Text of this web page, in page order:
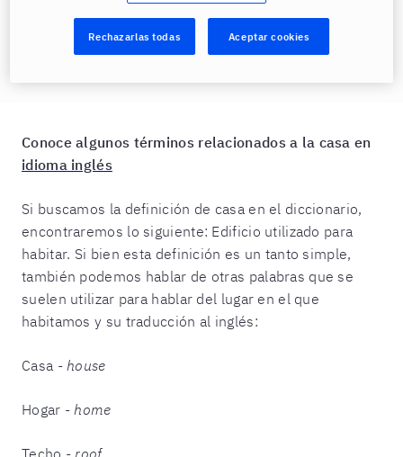
Te puede interesar:Where Do You Live? Dónde vives
en el idioma inglés
Conoce algunos términos relacionados a la casa en
idioma inglés
Si buscamos la definición de casa en el diccionario,
encontraremos lo siguiente: Edificio utilizado para
habitar. Si bien esta definición es un tanto simple,
también podemos hablar de otras palabras que se
suelen utilizar para hablar del lugar en el que
habitamos y su traducción al inglés:
Casa - house
Hogar - home
Techo - roof
Rechazarlas todas Aceptar cookies